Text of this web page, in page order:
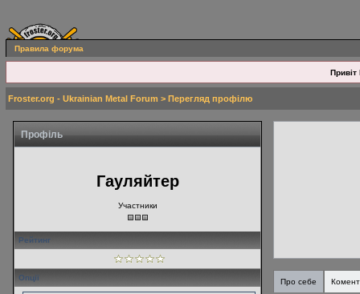
Правила форума
Привіт
Froster.org - Ukrainian Metal Forum > Перегляд профілю
Профіль
Гауляйтер
Участники
Рейтинг
Опції Про себе